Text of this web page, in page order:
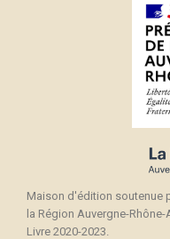
Maison d'édition soutenue
la Région Auvergne-
Livre 2020-2023.